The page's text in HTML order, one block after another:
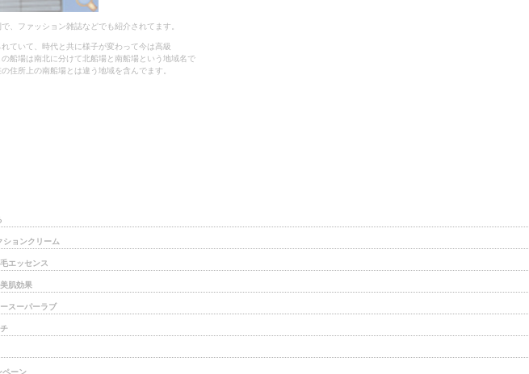
、ファッション雑誌などでも紹介されてます。
ていて、時代と共に様子が変わって今は高級
船場は南北に分けて北船場と南船場という地域名で
住所上の南船場とは違う地域を含んでます。
ションクリーム
エッセンス
肌効果
スーパーラブ
ペーン